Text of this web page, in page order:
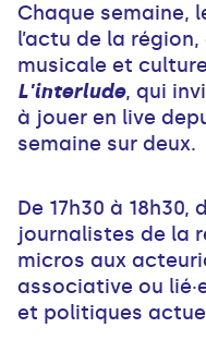
Chaque semaine,
l’actu de la
musicale et
L'interlude, qui
à jouer en live
semaine sur deux.
De 17h30 à
journalistes de la
micros aux
associative ou
et politiques